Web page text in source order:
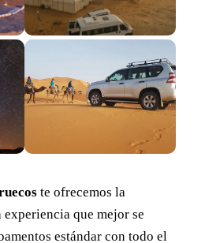
te ofrecemos la
que mejor se
estándar con todo el